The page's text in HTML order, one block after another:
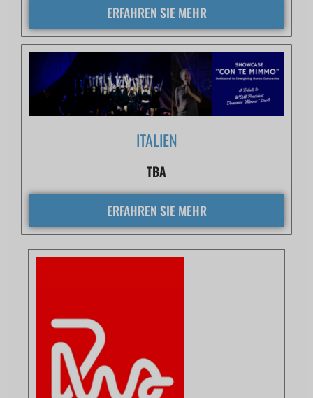
ERFAHREN SIE MEHR
ITALIEN
TBA
ERFAHREN SIE MEHR